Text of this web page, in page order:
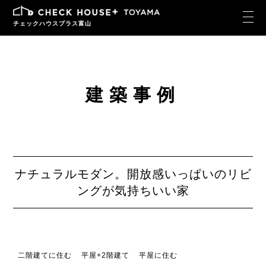
チェックハウスプラス富山
建築事例
ナチュラルモダン。開放感いっぱいのリビ
ングが気持ちいい家
二階建てに住む 平屋+2階建て 平屋に住む